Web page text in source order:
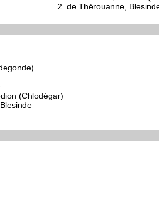
de Thérouanne,
(Chlodégar)